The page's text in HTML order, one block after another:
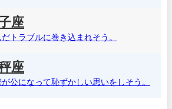
座
だトラブルに巻き込まれそう。
座
公になって恥ずかしい思いをしそう。